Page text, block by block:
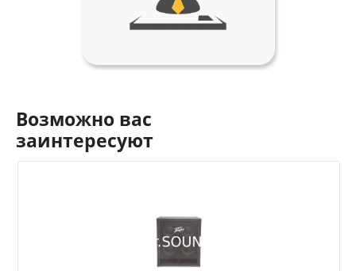
Возможно вас
заинтересуют